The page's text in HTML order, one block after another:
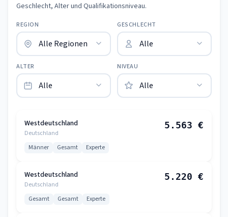
Geschlecht, Alter und Qualifikationsniveau.
REGION GESCHLECHT
ALTER NIVEAU
Westdeutschland
Deutschland
5.563 €
Männer Gesamt Experte
Westdeutschland
Deutschland
5.220 €
Gesamt Gesamt Experte